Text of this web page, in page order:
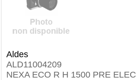
Aldes
ALD11004209
NEXA ECO R H 1500 PRE ELEC